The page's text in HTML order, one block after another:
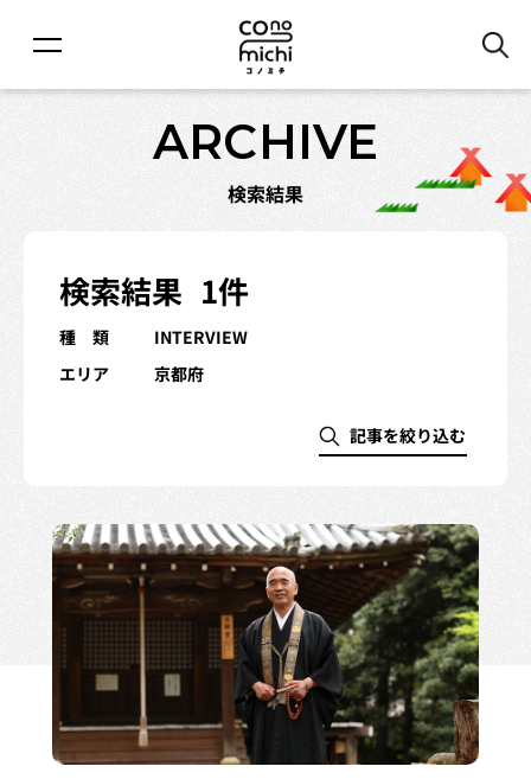
ARCHIVE
検索結果
検索結果 1件
種 類
INTERVIEW
エリア
京都府
記事を絞り込む